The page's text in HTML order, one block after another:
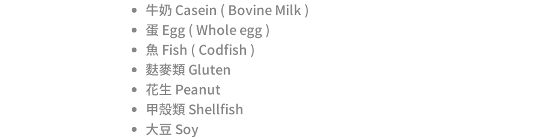
牛奶 Casein ( Bovine Milk )
蛋 Egg ( Whole egg )
魚 Fish ( Codfish )
麩麥類 Gluten
花生 Peanut
甲殼類 Shellfish
大豆 Soy